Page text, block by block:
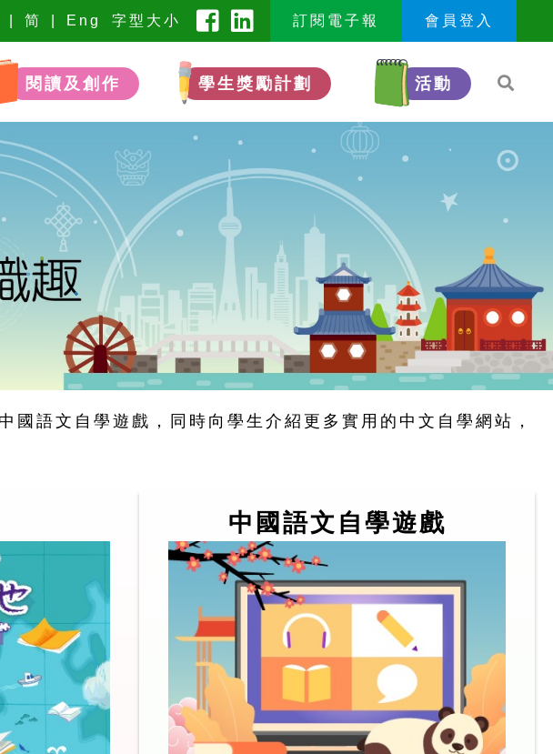
简 Eng 字型大小 訂閱電子報 會員登入
閱讀及創作 學生獎勵計劃 活動
語文自學遊戲，同時向學生介紹更多實用的中文自學網站，
中國語文自學遊戲